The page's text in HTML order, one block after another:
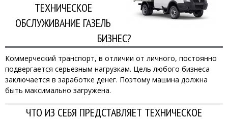
ТЕХНИЧЕСКОЕ
ОБСЛУЖИВАНИЕ ГАЗЕЛЬ
БИЗНЕС?
Коммерческий транспорт, в отличии от личного, постоянно
подвергается серьезным нагрузкам. Цель любого бизнеса
заключается в заработке денег. Поэтому машина должна
быть максимально загружена.
ЧТО ИЗ СЕБЯ ПРЕДСТАВЛЯЕТ ТЕХНИЧЕСКОЕ